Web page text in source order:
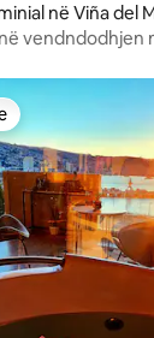
në Viña del
vendndodhjen